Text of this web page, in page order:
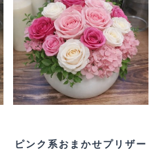
ピンク系おまかせプリザー